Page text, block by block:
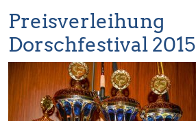
Preisverleihung
Dorschfestival 2015